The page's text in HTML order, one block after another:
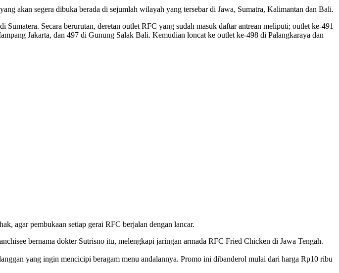
akan segera dibuka berada di sejumlah wilayah yang tersebar di Jawa, Sumatra, Kalimantan dan Bali.
Secara berurutan, deretan outlet RFC yang sudah masuk daftar antrean meliputi; outlet ke-491
Jakarta, dan 497 di Gunung Salak Bali. Kemudian loncat ke outlet ke-498 di Palangkaraya dan
agar pembukaan setiap gerai RFC berjalan dengan lancar.
bernama dokter Sutrisno itu, melengkapi jaringan armada RFC Fried Chicken di Jawa Tengah.
yang ingin mencicipi beragam menu andalannya. Promo ini dibanderol mulai dari harga Rp10 ribu